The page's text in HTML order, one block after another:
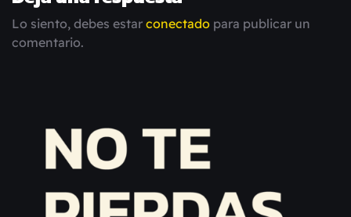
Lo siento, debes estar conectado para publicar un
comentario.